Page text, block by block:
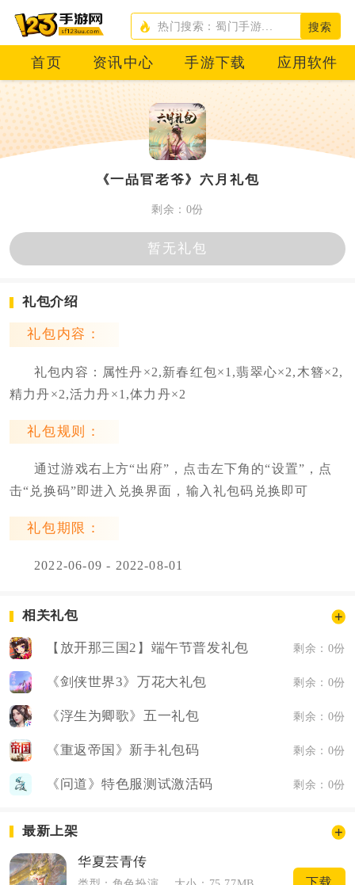
搜索
首页 资讯中心 手游下载 应用软件
《一品官老爷》六月礼包
剩余：0份
暂无礼包
礼包介绍
礼包内容：
礼包内容：属性丹×2,新春红包×1,翡翠心×2,木簪×2,
精力丹×2,活力丹×1,体力丹×2
礼包规则：
通过游戏右上方“出府”，点击左下角的“设置”，点
击“兑换码”即进入兑换界面，输入礼包码兑换即可
礼包期限：
2022-06-09 - 2022-08-01
相关礼包
【放开那三国2】端午节普发礼包 剩余：0份
《剑侠世界3》万花大礼包 剩余：0份
《浮生为卿歌》五一礼包 剩余：0份
《重返帝国》新手礼包码 剩余：0份
《问道》特色服测试激活码 剩余：0份
最新上架
华夏芸青传
下载